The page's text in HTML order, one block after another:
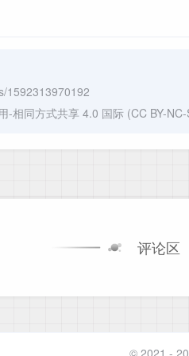
1592313970192
-相同方式共享 4.0 国际 (CC BY-
评论区